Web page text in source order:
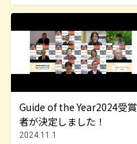
Guide of the Year2024受賞
者が決定しました！
2024.11.1